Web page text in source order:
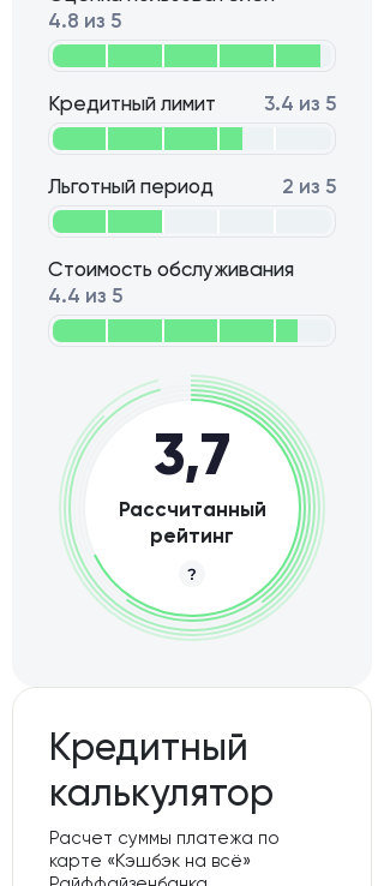
Кредитный лимит 3.4 из 5
Льготный период 2 из 5
Стоимость обслуживания
4.4 из 5
4.8 из 5
3,7
Рассчитанный
рейтинг
Кредитный
калькулятор
Расчет суммы платежа по
карте «Кэшбэк на всё»